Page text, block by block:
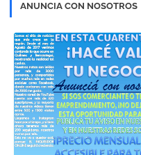
ANUNCIA CON NOSOTROS